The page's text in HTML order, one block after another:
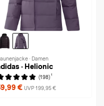
· Damen
· Helionic
(198) 1
€ UVP 199,95 €